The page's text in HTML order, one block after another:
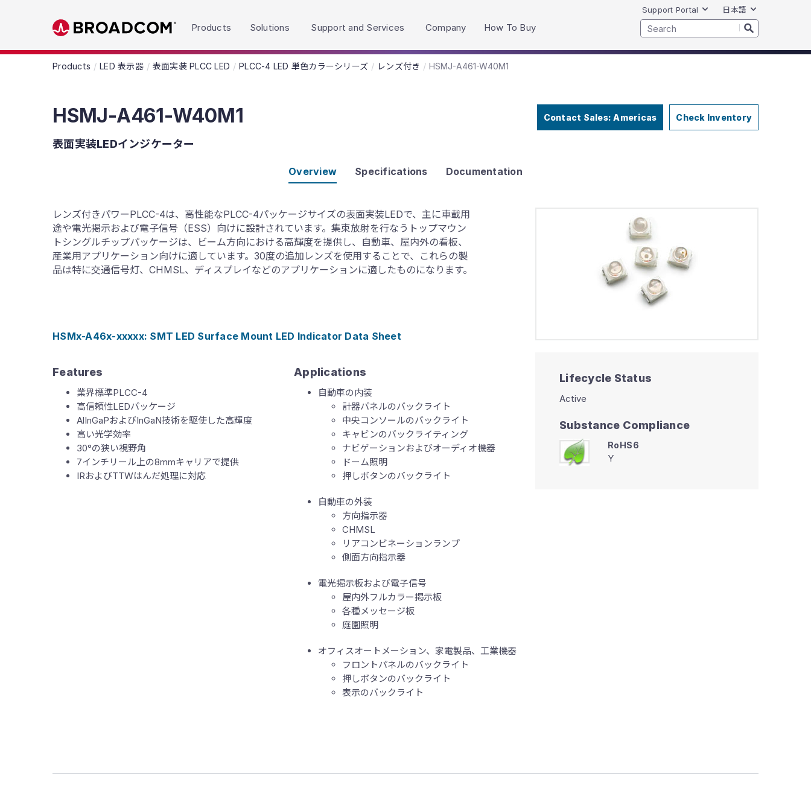
Skip to main content
Products Solutions Support and Services Company How To Buy
Support Portal 日本語
Products LED 表示器 表面実装 PLCC LED PLCC-4 LED 単色カラーシリーズ レンズ付き HSMJ-A461-W40M1
HSMJ-A461-W40M1 Contact Sales: Americas Check Inventory
表面実装LEDインジケーター
Overview Specifications Documentation
レンズ付きパワーPLCC-4は、高性能なPLCC-4パッケージサイズの表面実装LEDで、主に車載用
途や電光掲示および電子信号（ESS）向けに設計されています。集束放射を行なうトップマウン
トシングルチップパッケージは、ビーム方向における高輝度を提供し、自動車、屋内外の看板、
産業用アプリケーション向けに適しています。30度の追加レンズを使用することで、これらの製
品は特に交通信号灯、CHMSL、ディスプレイなどのアプリケーションに適したものになります。
HSMx-A46x-xxxxx: SMT LED Surface Mount LED Indicator Data Sheet
Features
業界標準PLCC-4
高信頼性LEDパッケージ
AlInGaPおよびInGaN技術を駆使した高輝度
高い光学効率
30°の狭い視野角
7インチリール上の8mmキャリアで提供
IRおよびTTWはんだ処理に対応
Applications
自動車の内装
計器パネルのバックライト
中央コンソールのバックライト
キャビンのバックライティング
ナビゲーションおよびオーディオ機器
ドーム照明
押しボタンのバックライト
自動車の外装
方向指示器
CHMSL
リアコンビネーションランプ
側面方向指示器
電光掲示板および電子信号
屋内外フルカラー掲示板
各種メッセージ板
庭園照明
オフィスオートメーション、家電製品、工業機器
フロントパネルのバックライト
押しボタンのバックライト
表示のバックライト
Lifecycle Status
Active
Substance Compliance
RoHS6
Y